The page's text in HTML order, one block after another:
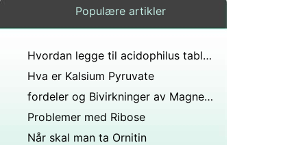
Populære artikler
Hvordan legge til acidophilus tabletter til yoghurt
Hva er Kalsium Pyruvate
fordeler og Bivirkninger av Magnesium Kosttilskudd
Problemer med Ribose
Når skal man ta Ornitin